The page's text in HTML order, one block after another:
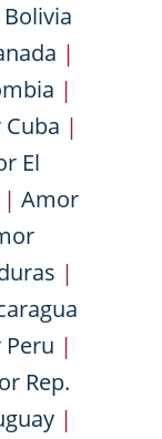
|
|
|
El
| Amor
|
|
Rep.
|